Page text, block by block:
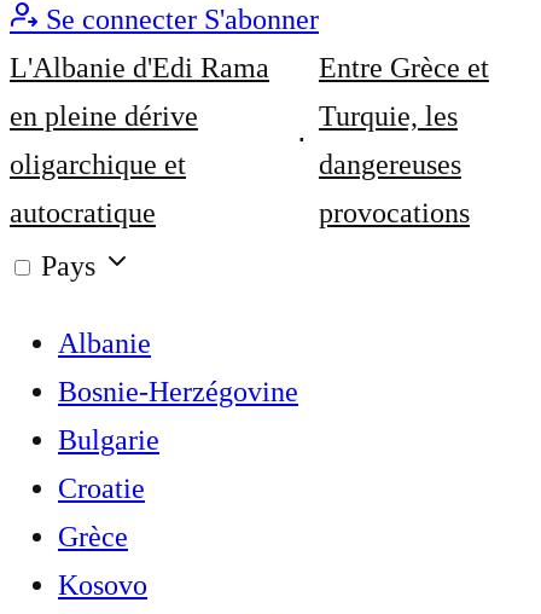
Se connecter S'abonner
L'Albanie d'Edi Rama
en pleine dérive
oligarchique et
autocratique
Entre Grèce et
Turquie, les
dangereuses
provocations
Pays
Albanie
Bosnie-Herzégovine
Bulgarie
Croatie
Grèce
Kosovo